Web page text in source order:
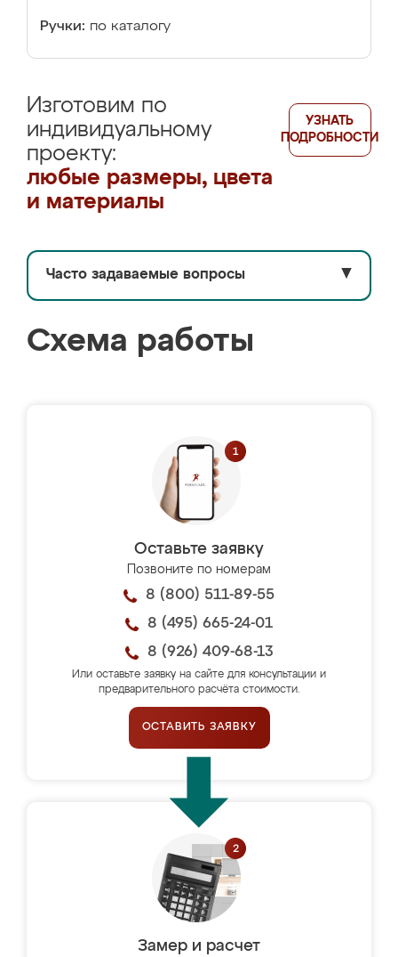
Ручки: по каталогу
Изготовим по
индивидуальному
проекту:
любые размеры, цвета
и материалы
УЗНАТЬ
ПОДРОБНОСТИ
Часто задаваемые вопросы ▼
Схема работы
Оставьте заявку
Позвоните по номерам
8 (800) 511-89-55
8 (495) 665-24-01
8 (926) 409-68-13
Или оставьте заявку на сайте для консультации и
предварительного расчёта стоимости.
ОСТАВИТЬ ЗАЯВКУ
Замер и расчет